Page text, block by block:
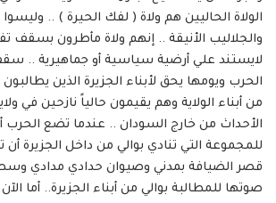
الولاة الحاليين هم ولاة ( لفك الحيرة ) .. وليسوا
والجلاليب الأنيقة .. إنهم ولاة مأطرون بسقف
لايستند علي أرضية سياسية أو جماهيرية ..
الحرب ويومها يحق لأبناء الجزيرة الذين يطالبون
من أبناء الولاية وهم يقيمون حالياً نازحين في
الأحداث من خارج السودان .. عندما تضع الحرب
للمجموعة التي تنادي بوالي من داخل الجزيرة
قصر الضيافة بمدني وصيوان حدادي مدادي وسط
صوتها للمطالبة بوالي من أبناء الجزيرة.. أما